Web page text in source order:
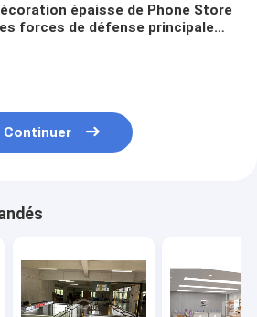
épaisse de Phone Store
forces de défense principale
Continuer